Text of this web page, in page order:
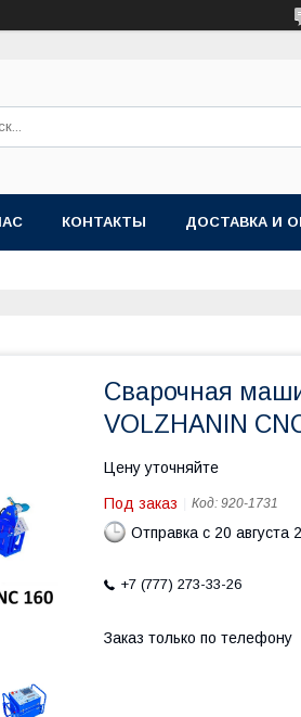
КОНТАКТЫ ДОСТАВКА И
Сварочная
VOLZHANIN
Цену уточняйте
Под заказ Код: 920-1731
Отправка с 20 августа
+7 (777) 273-33-26
Заказ только по телефону